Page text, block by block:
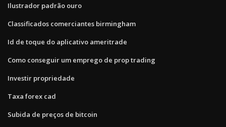
Ilustrador padrão ouro
Classificados comerciantes birmingham
Id de toque do aplicativo ameritrade
Como conseguir um emprego de prop trading
Investir propriedade
Taxa forex cad
Subida de preços de bitcoin